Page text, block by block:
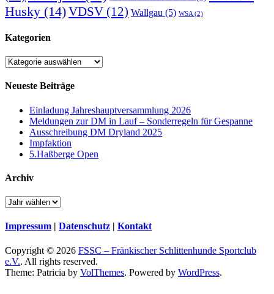
Husky (14)VDSV (12) Wallgau (5) WSA (2)
Kategorien
Kategorien
Neueste Beiträge
Einladung Jahreshauptversammlung 2026
Meldungen zur DM in Lauf – Sonderregeln für Gespanne
Ausschreibung DM Dryland 2025
Impfaktion
5.Haßberge Open
Archiv
Impressum | Datenschutz | Kontakt
Copyright © 2026 FSSC – Fränkischer Schlittenhunde Sportclub
e.V.. All rights reserved.
Theme: Patricia by VolThemes. Powered by WordPress.